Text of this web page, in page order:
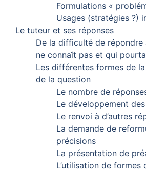
Formulations «
Usages (stratégies ?)
Le tuteur et ses réponses
De la difficulté de répondre
ne connaît pas et qui
Les différentes formes de
de la question
Le nombre de
Le développement
Le renvoi à d’autres
La demande de
précisions
La présentation de
L’utilisation de formes